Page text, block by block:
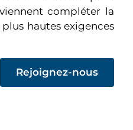
compléter la
hautes exigences
Rejoignez-nous